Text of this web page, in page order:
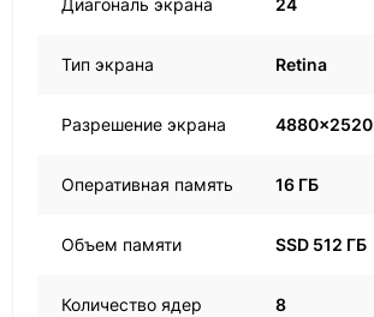
Диагональ экрана 24
Тип экрана Retina
Разрешение экрана 4880x2520
Оперативная память 16 ГБ
Объем памяти SSD 512 ГБ
Количество ядер
8